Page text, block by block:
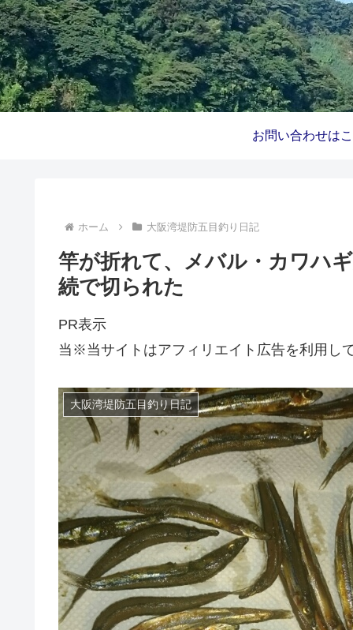
ホーム 大阪湾堤防五目釣り日記
竿が折れて、メバル・カワハ
続で切られた
PR表示
当※当サイトはアフィリエイト広告を利用し
大阪湾堤防五目釣り日記